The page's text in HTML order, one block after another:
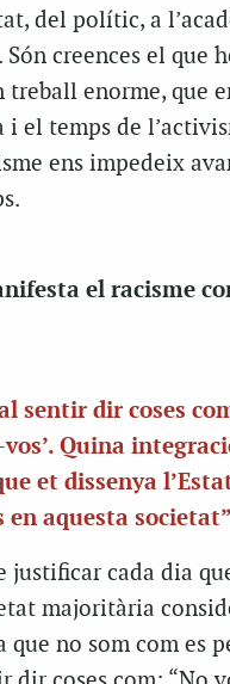
del polític, a
creences el que
treball enorme, que
i el temps de
ens impedeix
el racisme
sentir dir coses
Quina
et dissenya
en aquesta societat”
justificar cada dia
majoritària
no som com es